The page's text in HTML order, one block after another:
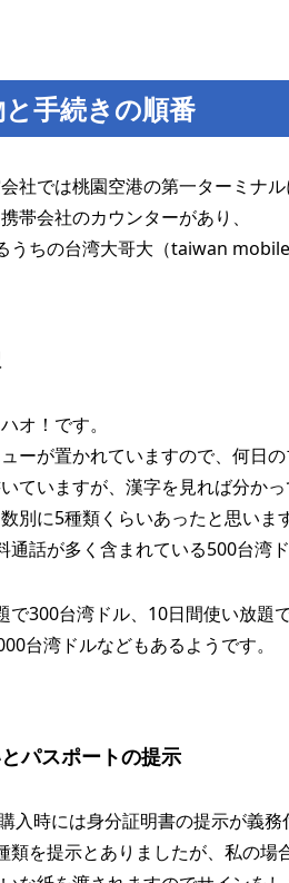
手続きの順番
社では桃園空港の第一ターミナル
帯会社のカウンターがあり、
うちの台湾大哥大（taiwan mobile
オ！です。
ーが置かれていますので、何日の
ていますが、漢字を見れば分かっ
別に5種類くらいあったと思いま
通話が多く含まれている500台湾
で300台湾ドル、10日間使い放題
台湾ドルなどもあるようです。
パスポートの提示
入時には身分証明書の提示が義務
類を提示とありましたが、私の場